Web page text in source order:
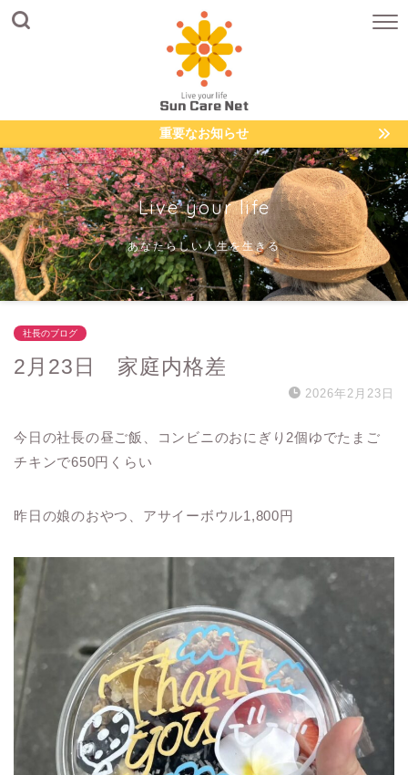
重要なお知らせ
Live your life
あなたらしい人生を生きる
社長のブログ
2月23日 家庭内格差
2026年2月23日
今日の社長の昼ご飯、コンビニのおにぎり2個ゆでたまご
チキンで650円くらい
昨日の娘のおやつ、アサイーボウル1,800円